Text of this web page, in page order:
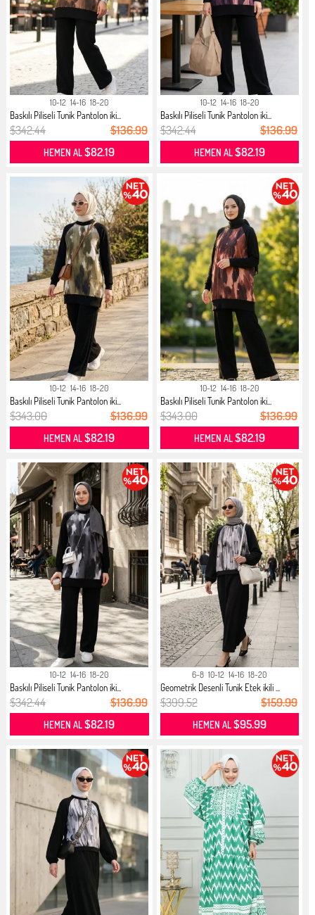
10-12 14-16 18-20
Baskılı Piliseli Tunik Pantolon iki...
$342.44 $136.99
HEMEN AL$82.19
10-12 14-16 18-20
Baskılı Piliseli Tunik Pantolon iki...
$342.44 $136.99
HEMEN AL$82.19
10-12 14-16 18-20
Baskılı Piliseli Tunik Pantolon iki...
$343.00 $136.99
HEMEN AL$82.19
10-12 14-16 18-20
Baskılı Piliseli Tunik Pantolon iki...
$343.00 $136.99
HEMEN AL$82.19
10-12 14-16 18-20
Baskılı Piliseli Tunik Pantolon iki...
$342.44 $136.99
HEMEN AL$82.19
6-8 10-12 14-16 18-20
Geometrik Desenli Tunik Etek ikili ...
$399.52 $159.99
HEMEN AL$95.99